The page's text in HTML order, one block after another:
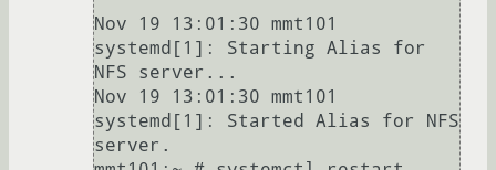
Nov 19 13:01:30 mmt101
systemd[1]: Starting Alias for
NFS server...
Nov 19 13:01:30 mmt101
systemd[1]: Started Alias for NFS
server.